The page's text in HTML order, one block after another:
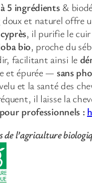
i
5 ingrédients &
et naturel offre
, il purifie le
bio, proche du
facilitant ainsi le
et épurée — sans
et la santé des
il laisse la
professionnels :
de l’agriculture